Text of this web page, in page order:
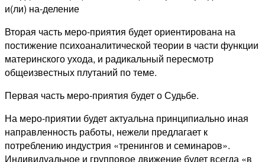
и(ли) на-деление
Вторая часть меро-приятия будет ориентирована на
постижение психоаналитической теории в части функции
материнского ухода, и радикальный пересмотр
общеизвестных плутаний по теме.
Первая часть меро-приятия будет о Судьбе.
На меро-приятии будет актуальна принципиально иная
направленность работы, нежели предлагает к
потреблению индустрия «тренингов и семинаров».
Индивидуальное и групповое движение будет всегда «в